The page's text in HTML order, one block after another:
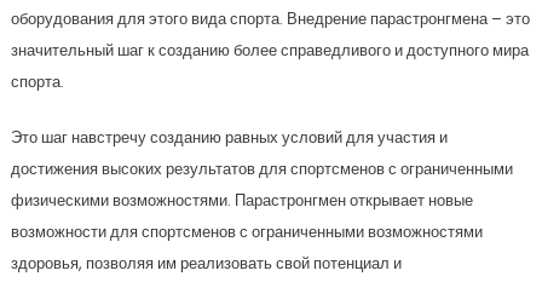
оборудования для этого вида спорта. Внедрение парастронгмена – это
значительный шаг к созданию более справедливого и доступного мира
спорта.
Это шаг навстречу созданию равных условий для участия и
достижения высоких результатов для спортсменов с ограниченными
физическими возможностями. Парастронгмен открывает новые
возможности для спортсменов с ограниченными возможностями
здоровья, позволяя им реализовать свой потенциал и